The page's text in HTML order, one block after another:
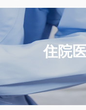
住院